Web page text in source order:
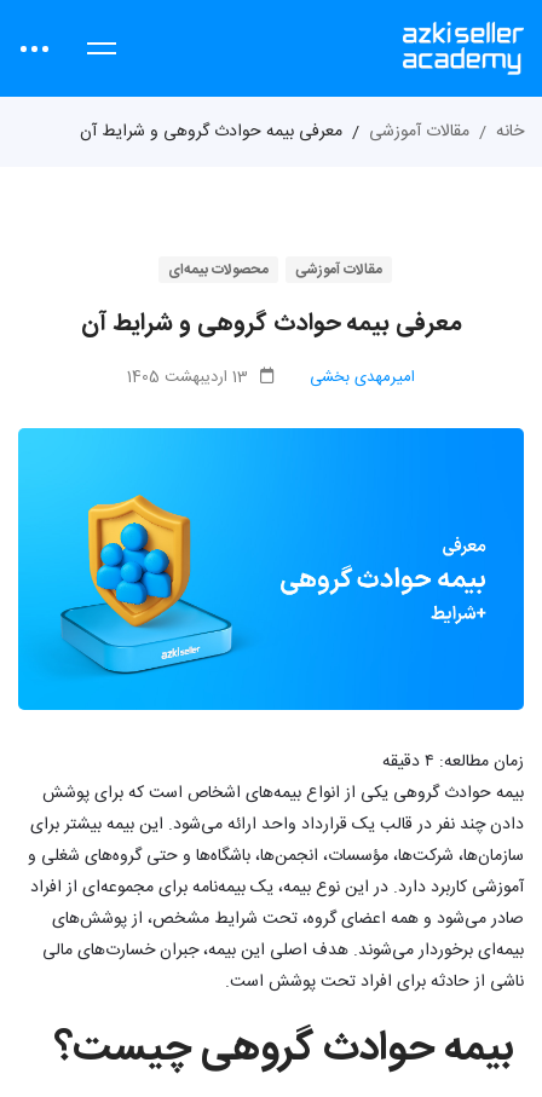
خانه مقالات آموزشی معرفی بیمه حوادث گروهی و شرایط آن
مقالات آموزشی محصولات بیمه‌ای
معرفی بیمه حوادث گروهی و شرایط آن
امیرمهدی بخشی 13 اردیبهشت 1405
زمان مطالعه: ۴دقیقه
بیمه حوادث گروهی یکی از انواع بیمه‌های اشخاص است که برای پوشش
دادن چند نفر در قالب یک قرارداد واحد ارائه می‌شود. این بیمه بیشتر برای
سازمان‌ها، شرکت‌ها، مؤسسات، انجمن‌ها، باشگاه‌ها و حتی گروه‌های شغلی و
آموزشی کاربرد دارد. در این نوع بیمه، یک بیمه‌نامه برای مجموعه‌ای از افراد
صادر می‌شود و همه اعضای گروه، تحت شرایط مشخص، از پوشش‌های
بیمه‌ای برخوردار می‌شوند. هدف اصلی این بیمه، جبران خسارت‌های مالی
ناشی از حادثه برای افراد تحت پوشش است.
بیمه حوادث گروهی چیست؟